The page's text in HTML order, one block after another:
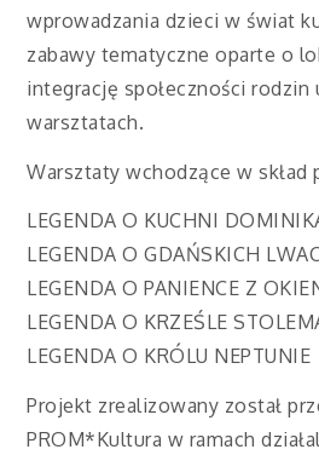
wprowadzania dzieci w świat
zabawy tematyczne oparte o
integrację społeczności
warsztatach.
Warsztaty wchodzące w skład
LEGENDA O KUCHNI
LEGENDA O GDAŃSKICH
LEGENDA O PANIENCE Z
LEGENDA O KRZEŚLE
LEGENDA O KRÓLU NEPTUNIE
Projekt zrealizowany został
PROM*Kultura w ramach